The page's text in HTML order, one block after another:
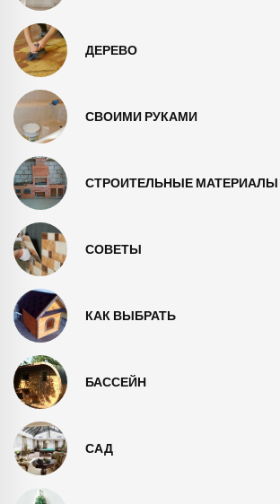
ДЕРЕВО
СВОИМИ РУКАМИ
СТРОИТЕЛЬНЫЕ МАТЕРИАЛЫ
СОВЕТЫ
КАК ВЫБРАТЬ
БАССЕЙН
САД